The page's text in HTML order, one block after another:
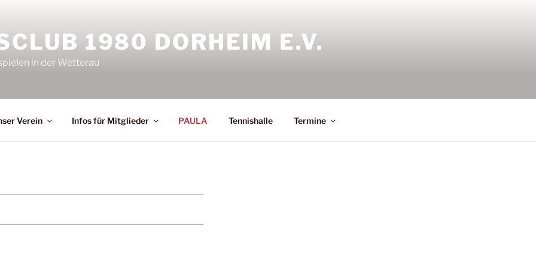
1980 DORHEIM E.V.
in der Wetterau
Verein Infos für Mitglieder PAULA Tennishalle Termine